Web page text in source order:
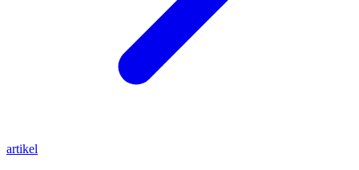
artikel